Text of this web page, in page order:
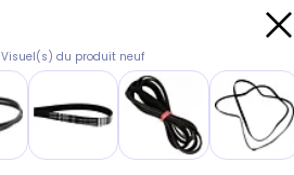
Visuel(s) du produit neuf